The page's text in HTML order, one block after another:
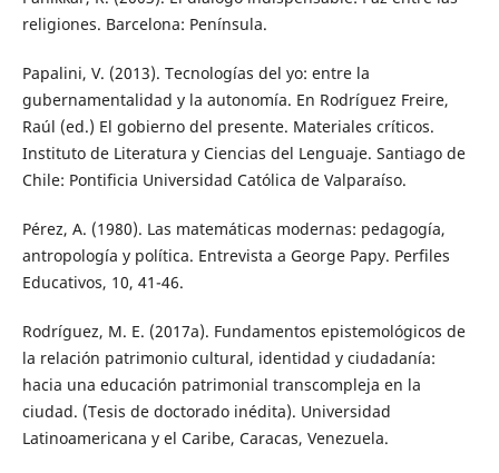
religiones. Barcelona: Península.
Papalini, V. (2013). Tecnologías del yo: entre la
gubernamentalidad y la autonomía. En Rodríguez Freire,
Raúl (ed.) El gobierno del presente. Materiales críticos.
Instituto de Literatura y Ciencias del Lenguaje. Santiago de
Chile: Pontificia Universidad Católica de Valparaíso.
Pérez, A. (1980). Las matemáticas modernas: pedagogía,
antropología y política. Entrevista a George Papy. Perfiles
Educativos, 10, 41-46.
Rodríguez, M. E. (2017a). Fundamentos epistemológicos de
la relación patrimonio cultural, identidad y ciudadanía:
hacia una educación patrimonial transcompleja en la
ciudad. (Tesis de doctorado inédita). Universidad
Latinoamericana y el Caribe, Caracas, Venezuela.